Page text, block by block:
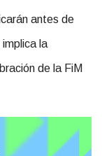
antes de
la
de la FiM